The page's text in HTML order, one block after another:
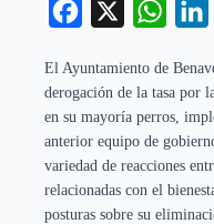
Facebook
El Ayuntamiento de
derogación de la tasa por
en su mayoría perros,
anterior equipo de
variedad de reacciones
relacionadas con el
posturas sobre su